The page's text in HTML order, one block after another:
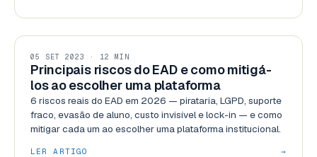
GESTÃO
05 SET 2023 · 12 MIN
Principais riscos do EAD e como mitigá-
los ao escolher uma plataforma
6 riscos reais do EAD em 2026 — pirataria, LGPD, suporte
fraco, evasão de aluno, custo invisível e lock-in — e como
mitigar cada um ao escolher uma plataforma institucional.
LER ARTIGO →